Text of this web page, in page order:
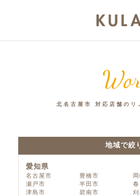
北名古屋市 対応店舗のリ
地域で絞
愛知県
名古屋市 豊橋市
瀬戸市
半田市
津島市
碧南市